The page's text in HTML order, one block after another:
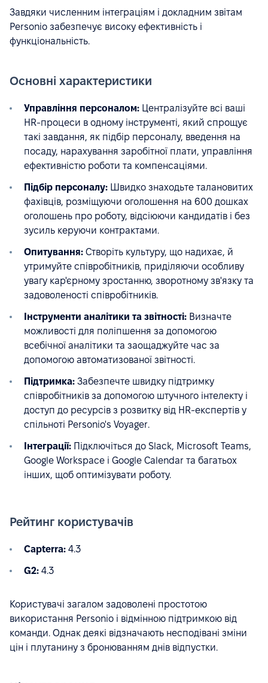
Завдяки численним інтеграціям і докладним звітам
Personio забезпечує високу ефективність і
функціональність.
Основні характеристики
Управління персоналом: Централізуйте всі ваші
HR-процеси в одному інструменті, який спрощує
такі завдання, як підбір персоналу, введення на
посаду, нарахування заробітної плати, управління
ефективністю роботи та компенсаціями.
Підбір персоналу: Швидко знаходьте талановитих
фахівців, розміщуючи оголошення на 600 дошках
оголошень про роботу, відсіюючи кандидатів і без
зусиль керуючи контрактами.
Опитування: Створіть культуру, що надихає, й
утримуйте співробітників, приділяючи особливу
увагу кар'єрному зростанню, зворотному зв'язку та
задоволеності співробітників.
Інструменти аналітики та звітності: Визначте
можливості для поліпшення за допомогою
всебічної аналітики та заощаджуйте час за
допомогою автоматизованої звітності.
Підтримка: Забезпечте швидку підтримку
співробітників за допомогою штучного інтелекту і
доступ до ресурсів з розвитку від HR-експертів у
спільноті Personio's Voyager.
Інтеграції: Підключіться до Slack, Microsoft Teams,
Google Workspace і Google Calendar та багатьох
інших, щоб оптимізувати роботу.
Рейтинг користувачів
Capterra: 4.3
G2: 4.3
Користувачі загалом задоволені простотою
використання Personio і відмінною підтримкою від
команди. Однак деякі відзначають несподівані зміни
цін і плутанину з бронюванням днів відпустки.